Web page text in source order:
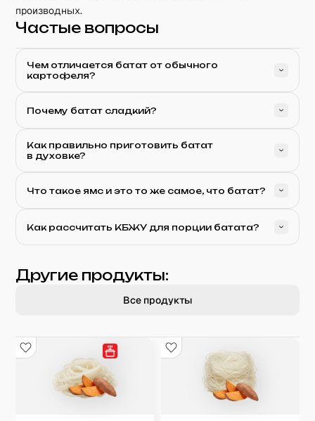
производных.
Частые вопросы
Чем отличается батат от обычного
картофеля?
Почему батат сладкий?
Как правильно приготовить батат
в духовке?
Что такое ямс и это то же самое, что батат?
Как рассчитать КБЖУ для порции батата?
Другие продукты:
Все продукты